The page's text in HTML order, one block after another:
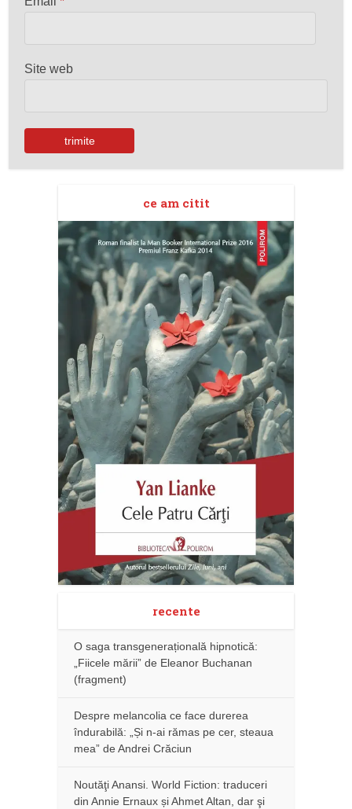
Site web
ce am citit
recente
O saga transgenerațională hipnotică:
„Fiicele mării” de Eleanor Buchanan
(fragment)
Despre melancolia ce face durerea
îndurabilă: „Și n-ai rămas pe cer, steaua
mea” de Andrei Crăciun
Noutăţi Anansi. World Fiction: traduceri
din Annie Ernaux și Ahmet Altan, dar şi